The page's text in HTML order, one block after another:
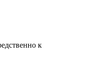
к